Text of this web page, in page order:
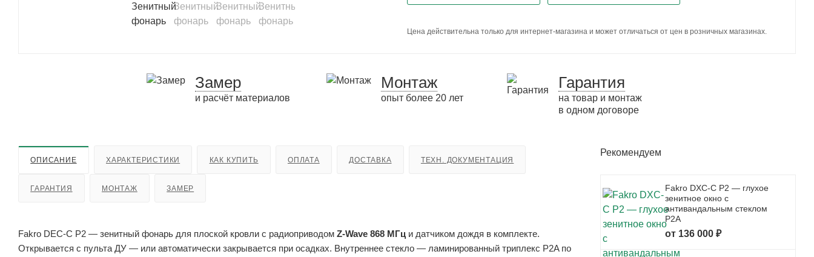
Цена действительна только для интернет-магазина и может отличаться от цен в розничных магазинах.
Замер
и расчёт материалов
Монтаж
опыт более 20 лет
Гарантия
на товар и монтаж
в одном договоре
ОПИСАНИЕ ХАРАКТЕРИСТИКИ КАК КУПИТЬ ОПЛАТА ДОСТАВКА ТЕХН. ДОКУМЕНТАЦИЯ
ГАРАНТИЯ МОНТАЖ ЗАМЕР
Fakro DEC-C P2 — зенитный фонарь для плоской кровли с радиоприводом Z-Wave 868 МГц и датчиком дождя в комплекте.
Открывается с пульта ДУ — или автоматически закрывается при осадках. Внутреннее стекло — ламинированный триплекс P2A по
Рекомендуем
Fakro DXC-C P2 — глухое
зенитное окно с
антивандальным стеклом
P2A
от 136 000 ₽